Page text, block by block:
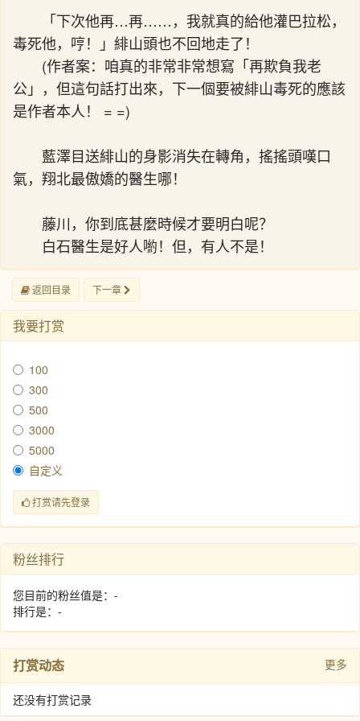
「下次他再…再……，我就真的給他灌巴拉松，
毒死他，哼！」緋山頭也不回地走了！
(作者案：咱真的非常非常想寫「再欺負我老
公」，但這句話打出來，下一個要被緋山毒死的應該
是作者本人！ = =)
藍澤目送緋山的身影消失在轉角，搖搖頭嘆口
氣，翔北最傲嬌的醫生哪！
藤川，你到底甚麼時候才要明白呢？
白石醫生是好人喲！但，有人不是！
返回目录 下一章
我要打赏
100
300
500
3000
5000
自定义
打赏请先登录
粉丝排行
您目前的粉丝值是：-
排行是：-
打赏动态 更多
还没有打赏记录